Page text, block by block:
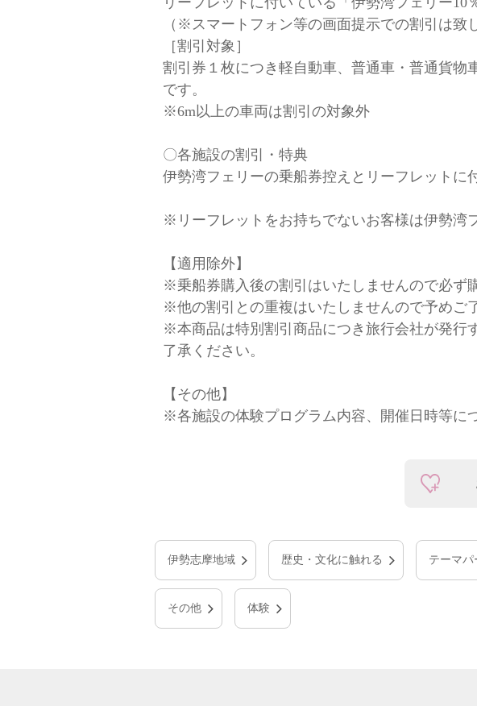
（※スマートフォン等の画面提示での割引は致
［割引対象］
割引券１枚につき軽自動車、普通車・普通貨物
です。
※6m以上の車両は割引の対象外
〇各施設の割引・特典
伊勢湾フェリーの乗船券控えとリーフレットに
※リーフレットをお持ちでないお客様は伊勢湾
【適用除外】
※乗船券購入後の割引はいたしませんので必ず
※他の割引との重複はいたしませんので予めご
※本商品は特別割引商品につき旅行会社が発行
了承ください。
【その他】
※各施設の体験プログラム内容、開催日時等に
伊勢志摩地域 歴史・文化に触れる テーマパ
その他 体験